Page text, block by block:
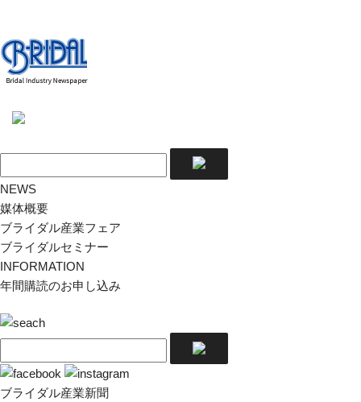
NEWS
媒体概要
ブライダル産業フェア
ブライダルセミナー
INFORMATION
年間購読のお申し込み
ブライダル産業新聞